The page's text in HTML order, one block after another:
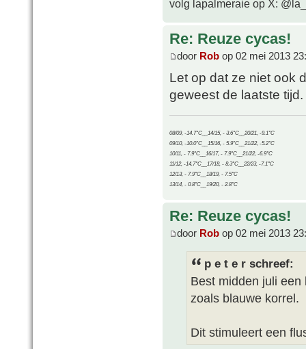
volg lapalmeraie op X:
Re: Reuze cycas!
door Rob op 02 mei 2013
Let op dat ze niet ook
geweest de laatste tijd.
08/09, -14.7°C__14/15, - 3.6°C__20/21, -9.1°C
09/10, -10.0°C__15/16, - 5.9°C__21/22, -5.2°C
10/11, - 7.9°C__16/17, - 7.9°C__21/22, -6.9°C
11/12, -14.7°C__17/18, - 8.3°C__22/23, -7.1°C
12/13, - 7.9°C__18/19, - 7.5°C
13/14, - 0.8°C__19/20, - 2.8°C
Re: Reuze cycas!
door Rob op 02 mei 2013
p e t e r schreef:
Best midden juli
zoals blauwe korrel.
Dit stimuleert een